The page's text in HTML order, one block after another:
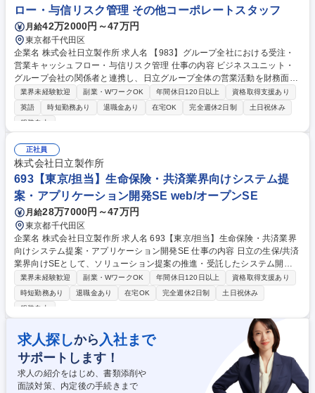
ロー・与信リスク管理 その他コーポレートスタッフ
月給42万2000円～47万円
東京都千代田区
企業名 株式会社日立製作所 求人名 【983】グループ全社における受注・
営業キャッシュフロー・与信リスク管理 仕事の内容 ビジネスユニット・
グループ会社の関係者と連携し、日立グループ全体の営業活動を財務面か
らサポートする受注・営業キャッシュフロー・与信リスク管理業務を担当
いただきます。 入社後に所属する債権管理グループにて、以下業務をお任
せします。 1．日立グループの与信債権管理 2．日立グループの営業キャ
活動に関わる決算業務纏め 募集職種 【983】グループ全社における受注・
営業キャッシュフロー・与信リスク管理
業界未経験歓迎 副業・WワークOK 年間休日120日以上
資格取得支援あり
英語
時短勤務あり 退職金あり 在宅OK 完全週休2日制
土日祝休み
服装自由
正社員
株式会社日立製作所
693【東京/担当】生命保険・共済業界向けシステム提
案・アプリケーション開発SE web/オープンSE
月給28万7000円～47万円
東京都千代田区
企業名 株式会社日立製作所 求人名 693【東京/担当】生命保険・共済業界
向けシステム提案・アプリケーション開発SE 仕事の内容 日立の生保/共済
業界向けSEとして、ソリューション提案の推進・受託したシステム開発
を取り纏めを担当。顧客とより良好な関係を構築し、中長期的には更に日
立がお客様から信頼され、事業拡大に尽力いただきます。 【詳細】■アプ
リケーション開発プロジェクトのリード■顧客とのコミュニケーション、
バーへの作業指示営業含めた社内各部門との調整■各種計画書や各種報告
書の作成■アプリケーション開発に関する各種成果物のレビュー■レポート
ラインへの進捗状況等の報告■プロジェクト関連案件等の提案推進 募集職
種 693【東京/担当】生命保険・共済業界向けシステム提案・アプリケーシ
ョン開発SE
業界未経験歓迎 副業・WワークOK 年間休日120日以上
資格取得支援あり
時短勤務あり
退職金あり 在宅OK 完全週休2日制
土日祝休み
服装自由
求人探しから 入社まで
サポートします！
求人の紹介をはじめ、書類添削や
面談対策、内定後の手続きまで